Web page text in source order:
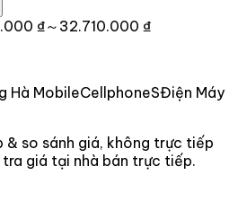
₫～32.710.000 ₫
Hà MobileCellphoneSĐiện Máy
so sánh giá, không trực tiếp
tra giá tại nhà bán trực tiếp.